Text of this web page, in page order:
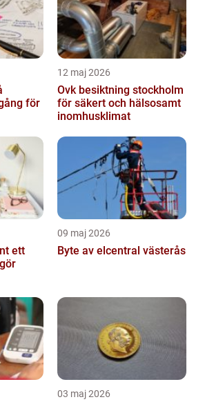
för
12 maj 2026
Ovk besiktning stockholm
för säkert och hälsosamt
inomhusklimat
09 maj 2026
Byte av elcentral västerås
03 maj 2026